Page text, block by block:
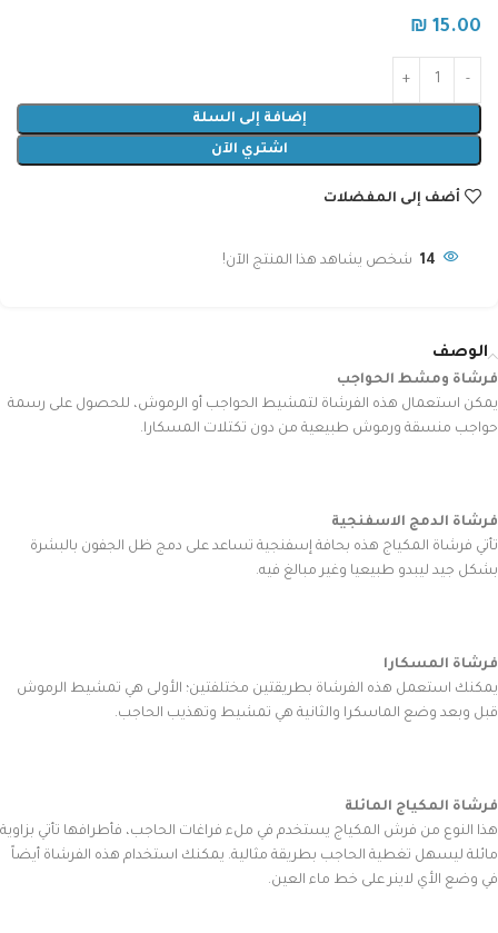
₪ 15.00
إضافة إلى السلة
اشتري الآن
أضف إلى المفضلات
14 شخص يشاهد هذا المنتج الآن!
الوصف
فرشاة ومشط الحواجب
يمكن استعمال هذه الفرشاة لتمشيط الحواجب أو الرموش، للحصول على رسمة
حواجب منسقة ورموش طبيعية من دون تكتلات المسكارا.
فرشاة الدمج الاسفنجية
تأتي فرشاة المكياج هذه بحافة إسفنجية تساعد على دمج ظل الجفون بالبشرة
بشكل جيد ليبدو طبيعيا وغير مبالغ فيه.
فرشاة المسكارا
يمكنك استعمل هذه الفرشاة بطريقتين مختلفتين؛ الأولى هي تمشيط الرموش
قبل وبعد وضع الماسكرا والثانية هي تمشيط وتهذيب الحاجب.
فرشاة المكياج المائلة
هذا النوع من فرش المكياج يستخدم في ملء فراغات الحاجب، فأطرافها تأتي بزاوية
مائلة ليسهل تغطية الحاجب بطريقة مثالية. يمكنك استخدام هذه الفرشاة أيضاً
في وضع الأي لاينر على خط ماء العين.